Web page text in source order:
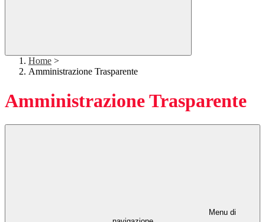
Home >
Amministrazione Trasparente
Amministrazione Trasparente
Menu di